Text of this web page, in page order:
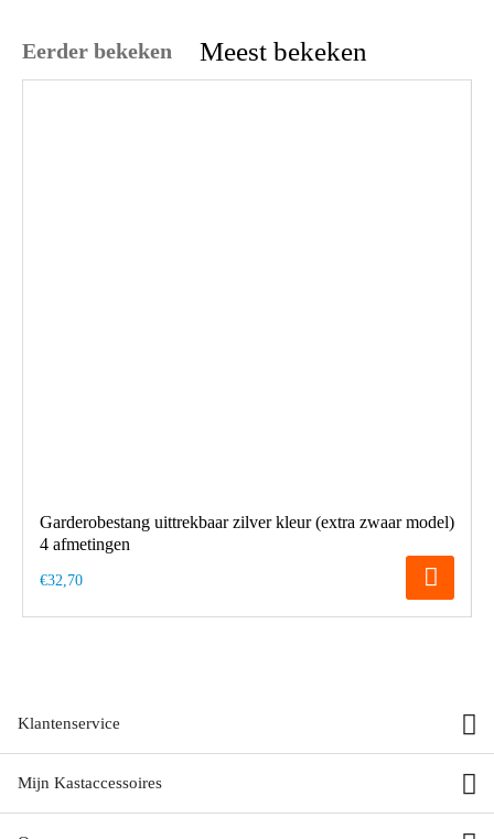
Eerder bekeken Meest bekeken
Garderobestang uittrekbaar zilver kleur (extra zwaar model)
4 afmetingen
€32,70
Klantenservice
Mijn Kastaccessoires